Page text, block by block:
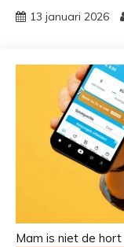
13 januari 2026
Mam is niet de hort